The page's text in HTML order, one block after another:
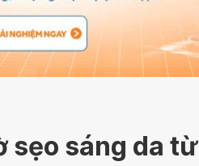
sẹo sáng da từ